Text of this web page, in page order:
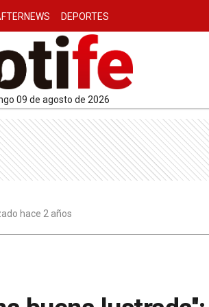
DEPORTES
09 de agosto de 2026
hace 2 años